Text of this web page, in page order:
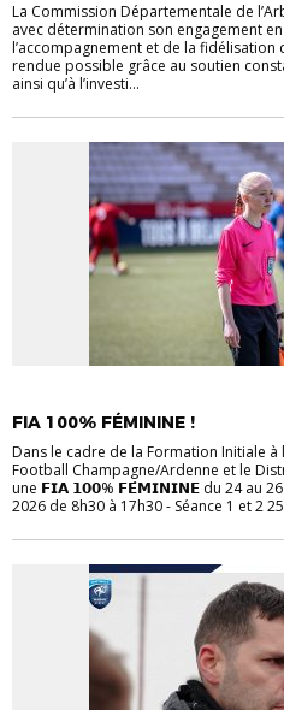
La Commission Départementale de
avec détermination son engagement
l’accompagnement et de la
rendue possible grâce au soutien
ainsi qu’à l’investi...
FIA 100% FÉMININE !
Dans le cadre de la Formation Initiale
Football Champagne/Ardenne et le
une 𝗙𝗜𝗔 𝟭𝟬𝟬% 𝗙𝗘́𝗠𝗜𝗡𝗜𝗡𝗘 du 24 au
2026 de 8h30 à 17h30 - Séance 1 et 2